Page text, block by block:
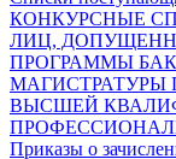
КОНКУРСНЫЕ
ЛИЦ,
ПРОГРАММЫ
МАГИСТРАТУРЫ
ВЫСШЕЙ
Приказы о